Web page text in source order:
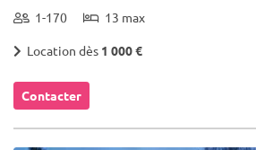
1-170 13 max
Location dès 1 000 €
Contacter